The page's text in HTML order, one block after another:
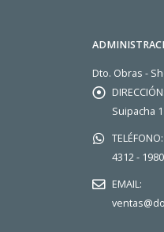
Dto. Obras -
DIRECCIÓN:
Suipacha
TELÉFONO:
4312 - 1980
EMAIL: